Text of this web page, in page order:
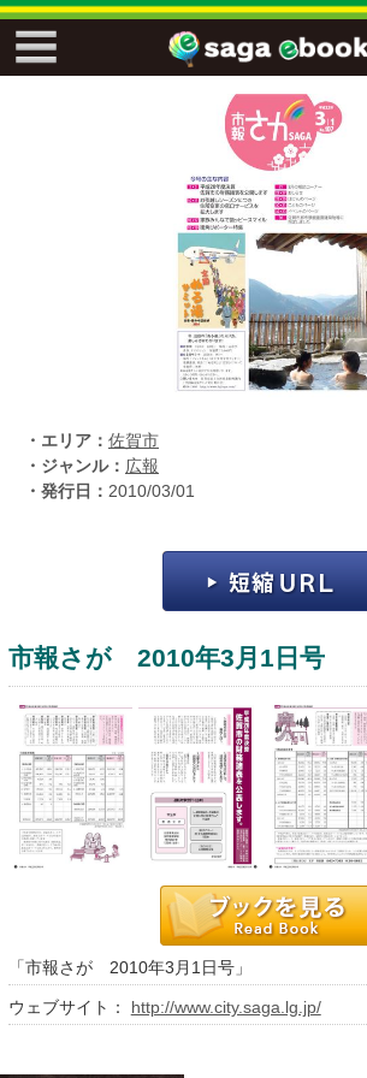
フリーワード
ジャンル
エリア
・エリア： 佐賀市
・ジャンル： 広報
・発行日： 2010/03/01
市報さが 2010年3月1日号
「市報さが 2010年3月1日号」
ウェブサイト： http://www.city.saga.lg.jp/
↓↓ ebooks専用本棚 ↓↓
運営：福博印刷
saga ebooksとは
よくある質問
サイトマップ